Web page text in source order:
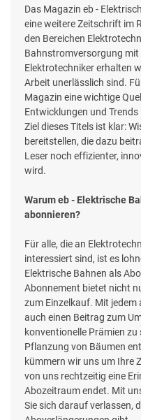
Das Magazin eb -
eine weitere Zeitschrift im
den Bereichen
Bahnstromversorgung
Elektrotechniker erhalten
Arbeit unerlässlich sind.
Magazin eine wichtige
Entwicklungen und
Ziel dieses Titels ist klar:
bereitstellen, die dazu
Leser noch effizienter,
wird.
Warum eb - Elektrische
abonnieren?
Für alle, die an
interessiert sind, ist es
Elektrische Bahnen als
Abonnement bietet nicht
zum Einzelkauf. Mit jedem
auch einen Beitrag zum
konventionelle Prämien
Pflanzung von Bäumen
kümmern wir uns um Ihre
von uns rechtzeitig eine
Abozeitraum endet. Mit
Sie sich darauf verlassen,